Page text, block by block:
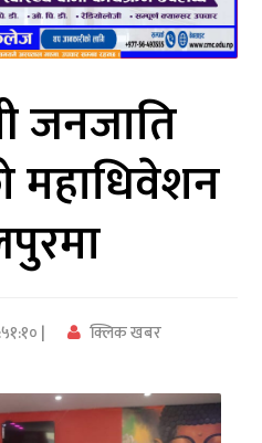
जनजाति
महाधिवेशन
| क्लिक खबर